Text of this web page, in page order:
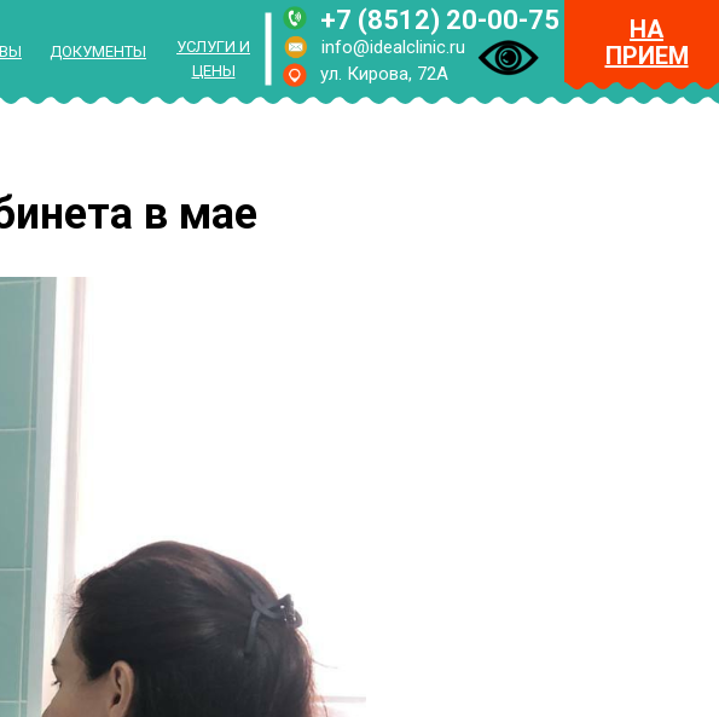
НА
ПРИЕМ
+7 (8512) 20-00-75
info@idealclinic.ru
ул. Кирова, 72А
ДОКУМЕНТЫ
УСЛУГИ И
ЦЕНЫ
в мае